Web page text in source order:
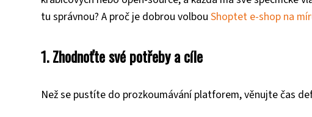
tu správnou? A proč je dobrou volbou Shoptet e-shop na
1. Zhodnoťte své potřeby a cíle
Než se pustíte do prozkoumávání platforem, věnujte čas